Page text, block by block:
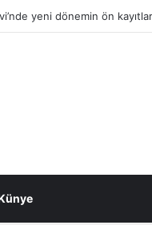
Yüzünü Güldürdü!